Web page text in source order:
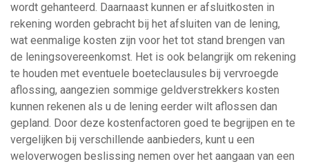
wordt gehanteerd. Daarnaast kunnen er afsluitkosten in
rekening worden gebracht bij het afsluiten van de lening,
wat eenmalige kosten zijn voor het tot stand brengen van
de leningsovereenkomst. Het is ook belangrijk om rekening
te houden met eventuele boeteclausules bij vervroegde
aflossing, aangezien sommige geldverstrekkers kosten
kunnen rekenen als u de lening eerder wilt aflossen dan
gepland. Door deze kostenfactoren goed te begrijpen en te
vergelijken bij verschillende aanbieders, kunt u een
weloverwogen beslissing nemen over het aangaan van een